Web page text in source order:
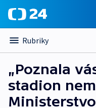
Rubriky
„Poznala
stadion